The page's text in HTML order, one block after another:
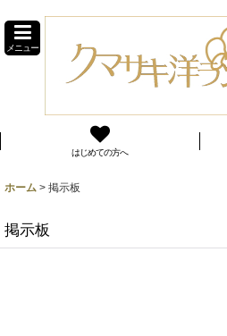
メニュー
はじめての方へ
ホーム > 掲示板
掲示板